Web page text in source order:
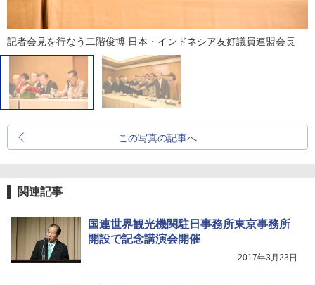
記者会見を行なう二階俊博 日本・インドネシア友好議員連盟会長
この写真の記事へ
関連記事
国連世界観光機関駐日事務所東京事務所
開設で記念講演会開催
2017年3月23日